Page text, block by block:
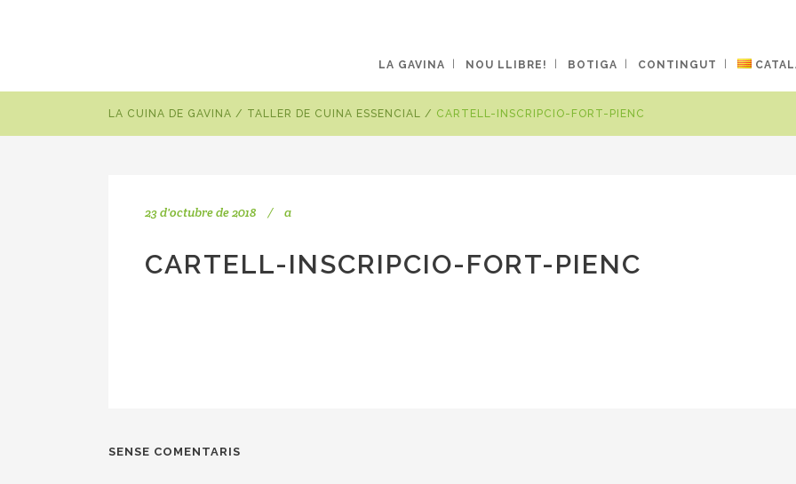
LA GAVINA NOU LLIBRE! BOTIGA CONTINGUT
LA CUINA DE GAVINA / TALLER DE CUINA ESSENCIAL / CARTELL-INSCRIPCIO-FORT-PIENC
23 d'octubre de 2018 a
CARTELL-INSCRIPCIO-FORT-PIENC
SENSE COMENTARIS